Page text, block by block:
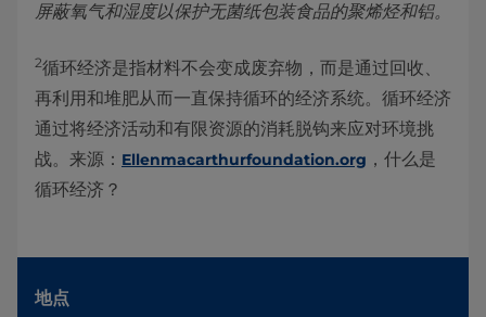
屏蔽氧气和湿度以保护无菌纸包装食品的聚烯烃和铝。
2循环经济是指材料不会变成废弃物，而是通过回收、
再利用和堆肥从而一直保持循环的经济系统。循环经济
通过将经济活动和有限资源的消耗脱钩来应对环境挑
战。来源： Ellenmacarthurfoundation.org ，什么是
循环经济？
地点